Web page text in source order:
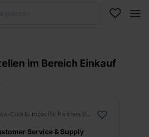
im Bereich Einkauf
Coca-Cola Europacific Partners Deutschland GmbH
Service & Supply